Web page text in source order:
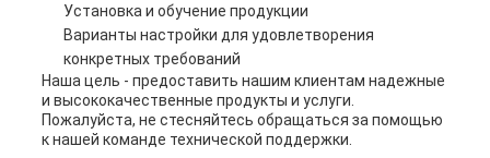
Установка и обучение продукции
Варианты настройки для удовлетворения
конкретных требований
Наша цель - предоставить нашим клиентам надежные
и высококачественные продукты и услуги.
Пожалуйста, не стесняйтесь обращаться за помощью
к нашей команде технической поддержки.